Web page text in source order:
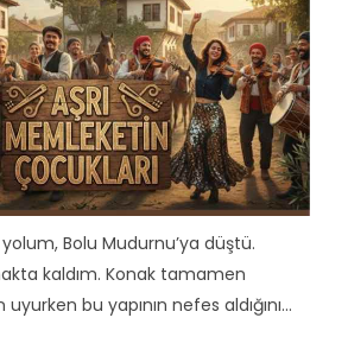
Bolu Mudurnu’ya düştü.
kaldım. Konak tamamen
bu yapının nefes aldığını...